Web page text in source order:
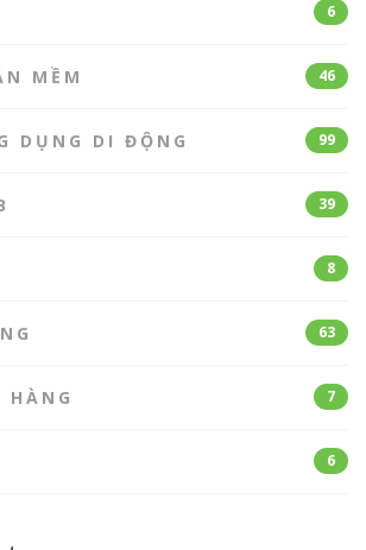
6
MỀM 46
DỤNG DI ĐỘNG 99
39
8
63
HÀNG 7
6